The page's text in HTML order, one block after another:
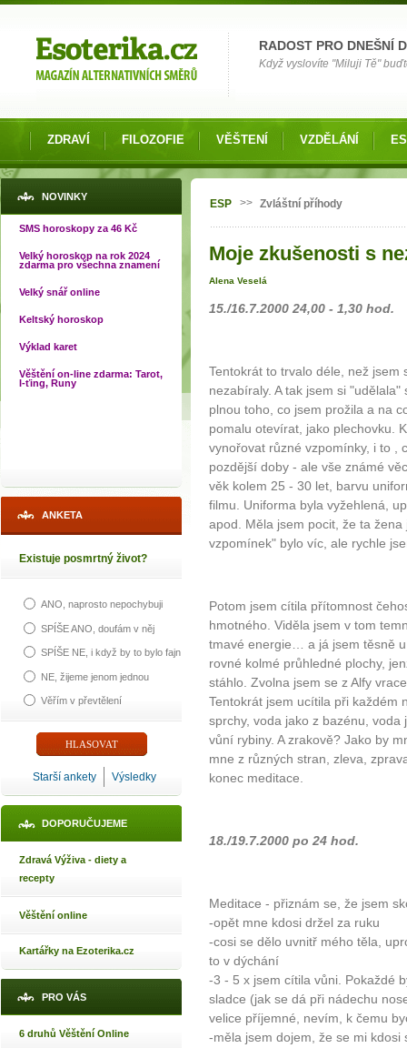
RADOST PRO DNEŠNÍ
Když vyslovíte "Miluji Tě"
ZDRAVÍ FILOZOFIE VĚŠTENÍ VZDĚLÁNÍ
NOVINKY
SMS horoskopy za 46 Kč
Velký horoskop na rok 2024
zdarma pro všechna znamení
Velký snář online
Keltský horoskop
Výklad karet
Věštění on-line zdarma: Tarot,
I-ťing, Runy
ANKETA
Existuje posmrtný život?
ANO, naprosto nepochybuji
SPÍŠE ANO, doufám v něj
SPÍŠE NE, i když by to bylo fajn
NE, žijeme jenom jednou
Věřím v převtělení
Starší ankety Výsledky
DOPORUČUJEME
Zdravá Výživa - diety a
recepty
Věštění online
Kartářky na Ezoterika.cz
PRO VÁS
6 druhů Věštění Online
Jste zde
ESP >> Zvláštní příhody
Moje zkušenosti s
Alena Veselá
15./16.7.2000 24,00 - 1,30 hod.
Tentokrát to trvalo déle, než
nezabíraly. A tak jsem si
plnou toho, co jsem prožila a na
pomalu otevírat, jako plechovku.
vynořovat různé vzpomínky, i to ,
pozdější doby - ale vše známé
věk kolem 25 - 30 let, barvu
filmu. Uniforma byla vyžehlená,
apod. Měla jsem pocit, že ta
vzpomínek" bylo víc, ale rychle
Potom jsem cítila přítomnost
hmotného. Viděla jsem v tom
tmavé energie… a já jsem těsně
rovné kolmé průhledné plochy,
stáhlo. Zvolna jsem se z Alfy
Tentokrát jsem ucítila při každém
sprchy, voda jako z bazénu,
vůní rybiny. A zrakově? Jako by
mne z různých stran, zleva,
konec meditace.
18./19.7.2000 po 24 hod.
Meditace - přiznám se, že jsem
-opět mne kdosi držel za ruku
-cosi se dělo uvnitř mého těla,
to v dýchání
-3 - 5 x jsem cítila vůni. Pokaždé
sladce (jak se dá při nádechu
velice příjemné, nevím, k čemu
-měla jsem dojem, že se mi